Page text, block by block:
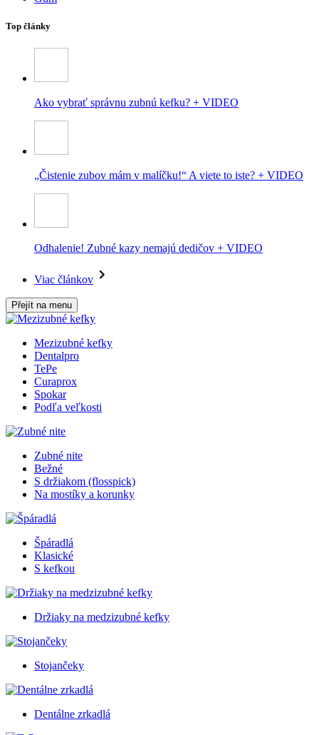
Top články
Ako vybrať správnu zubnú kefku? + VIDEO
„Čistenie zubov mám v malíčku!“ A viete to iste? + VIDEO
Odhalenie! Zubné kazy nemajú dedičov + VIDEO
Viac článkov
Přejít na menu
Mezizubné kefky
Dentalpro
TePe
Curaprox
Spokar
Podľa veľkosti
Zubné nite
Bežné
S držiakom (flosspick)
Na mostíky a korunky
Špáradlá
Klasické
S kefkou
Držiaky na medzizubné kefky
Stojančeky
Dentálne zrkadlá